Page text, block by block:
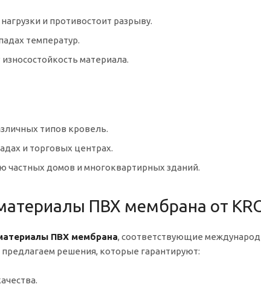
и противостоит разрыву.
температур.
материала.
типов кровель.
и торговых центрах.
домов и многоквартирных зданий.
ПВХ мембрана от
ПВХ мембрана, соответствующие
решения, которые гарантируют: